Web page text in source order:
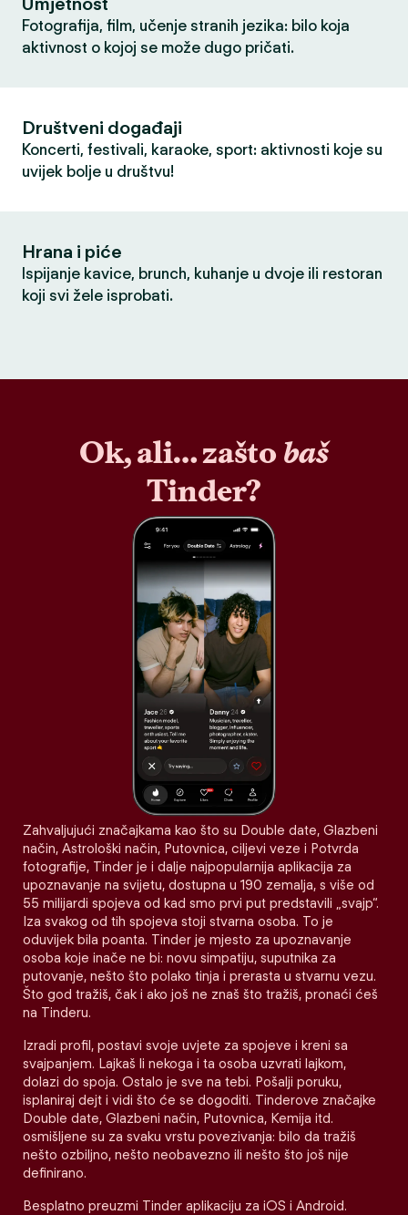
Fotografija, film, učenje stranih jezika: bilo koja
aktivnost o kojoj se može dugo pričati.
Društveni događaji
Koncerti, festivali, karaoke, sport: aktivnosti koje su
uvijek bolje u društvu!
Hrana i piće
Ispijanje kavice, brunch, kuhanje u dvoje ili restoran
koji svi žele isprobati.
Ok, ali… zašto baš
Tinder?
Zahvaljujući značajkama kao što su Double date, Glazbeni
način, Astrološki način, Putovnica, ciljevi veze i Potvrda
fotografije, Tinder je i dalje najpopularnija aplikacija za
upoznavanje na svijetu, dostupna u 190 zemalja, s više od
55 milijardi spojeva od kad smo prvi put predstavili „svajp“.
Iza svakog od tih spojeva stoji stvarna osoba. To je
oduvijek bila poanta. Tinder je mjesto za upoznavanje
osoba koje inače ne bi: novu simpatiju, suputnika za
putovanje, nešto što polako tinja i prerasta u stvarnu vezu.
Što god tražiš, čak i ako još ne znaš što tražiš, pronaći ćeš
na Tinderu.
Izradi profil, postavi svoje uvjete za spojeve i kreni sa
svajpanjem. Lajkaš li nekoga i ta osoba uzvrati lajkom,
dolazi do spoja. Ostalo je sve na tebi. Pošalji poruku,
isplaniraj dejt i vidi što će se dogoditi. Tinderove značajke
Double date, Glazbeni način, Putovnica, Kemija itd.
osmišljene su za svaku vrstu povezivanja: bilo da tražiš
nešto ozbiljno, nešto neobavezno ili nešto što još nije
definirano.
Besplatno preuzmi Tinder aplikaciju za iOS i Android.